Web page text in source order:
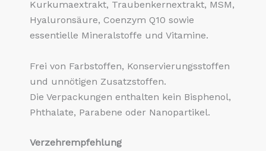
Kurkumaextrakt, Traubenkernextrakt, MSM,
Hyaluronsäure, Coenzym Q10 sowie
essentielle Mineralstoffe und Vitamine.
Frei von Farbstoffen, Konservierungsstoffen
und unnötigen Zusatzstoffen.
Die Verpackungen enthalten kein Bisphenol,
Phthalate, Parabene oder Nanopartikel.
Verzehrempfehlung